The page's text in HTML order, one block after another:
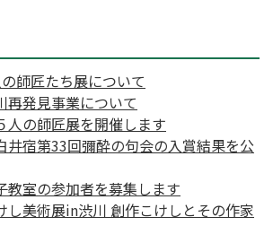
師匠たち展について
再発見事業について
の師匠展を開催します
井宿第33回彌酔の句会の入賞結果を公
教室の参加者を募集します
し美術展in渋川 創作こけしとその作家